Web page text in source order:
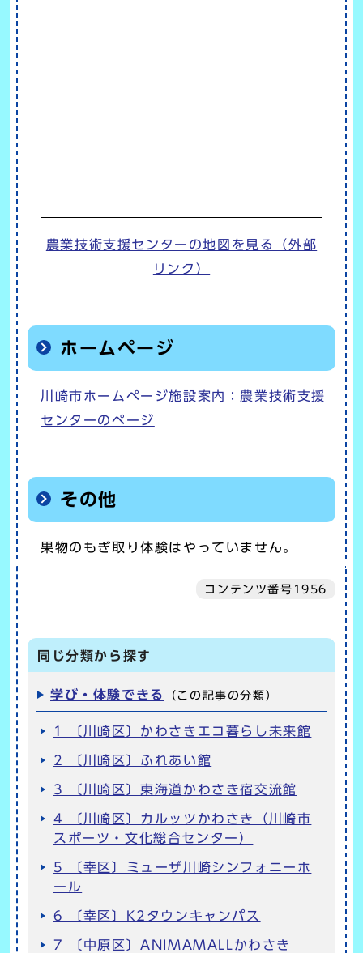
農業技術支援センターの地図を見る（外部
リンク）
ホームページ
川崎市ホームページ施設案内：農業技術支援
センターのページ
その他
果物のもぎ取り体験はやっていません。
コンテンツ番号1956
同じ分類から探す
学び・体験できる （この記事の分類）
1 〔川崎区〕かわさきエコ暮らし未来館
2 〔川崎区〕ふれあい館
3 〔川崎区〕東海道かわさき宿交流館
4 〔川崎区〕カルッツかわさき（川崎市
スポーツ・文化総合センター）
5 〔幸区〕ミューザ川崎シンフォニーホ
ール
6 〔幸区〕K2タウンキャンパス
7 〔中原区〕ANIMAMALLかわさき